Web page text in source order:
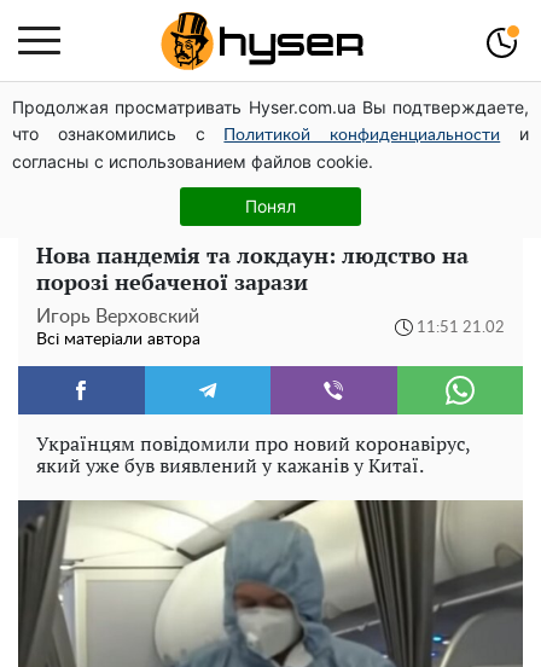
Продолжая просматривать Hyser.com.ua Вы подтверждаете,
что ознакомились с
Политикой конфиденциальности
и
согласны с использованием файлов cookie.
Понял
Олена Тополя злив відео – це далеко не все: фронтмен
"Антитіла" Тарас Тополя став наступним
Повністю гола Анна Трінчер блиснула "принадами":
таких розмірів ви ще не бачили
Нова пандемія та локдаун: людство на
порозі небаченої зарази
Игорь Верховский
Всі матеріали автора
11:51 21.02
Українцям повідомили про новий коронавірус,
який уже був виявлений у кажанів у Китаї.